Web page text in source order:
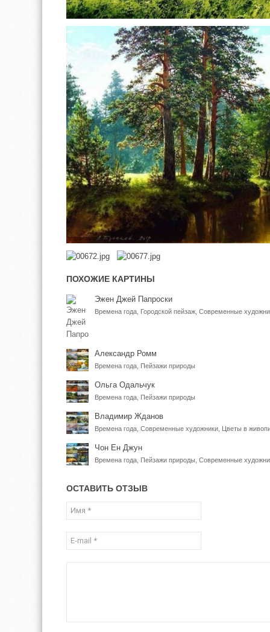
ПОХОЖИЕ КАРТИНЫ
Эжен Джей Папроски
Времена года, Городской пейзаж, Современные
Александр Ромм
Времена года, Пейзажи природы
Ольга Одальчук
Времена года, Пейзажи природы
Владимир Жданов
Времена года, Современные художники, Цветы в
Чон Ен Джун
Времена года, Пейзажи природы, Современные
ОСТАВИТЬ ОТЗЫВ